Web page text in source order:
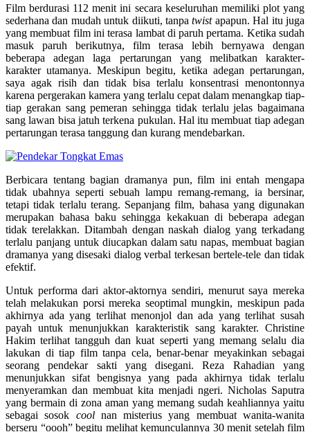
Film berdurasi 112 menit ini secara keseluruhan memiliki plot yang
sederhana dan mudah untuk diikuti, tanpatwistapapun. Hal itu juga
yang membuat film ini terasa lambat di paruh pertama. Ketika sudah
masuk paruh berikutnya, film terasa lebih bernyawa dengan
beberapa adegan laga pertarungan yang melibatkan karakter-
karakter utamanya. Meskipun begitu, ketika adegan pertarungan,
saya agak risih dan tidak bisa terlalu konsentrasi menontonnya
karena pergerakan kamera yang terlalu cepat dalam menangkap tiap-
tiap gerakan sang pemeran sehingga tidak terlalu jelas bagaimana
sang lawan bisa jatuh terkena pukulan. Hal itu membuat tiap adegan
pertarungan terasa tanggung dan kurang mendebarkan.
Berbicara tentang bagian dramanya pun, film ini entah mengapa
tidak ubahnya seperti sebuah lampu remang-remang, ia bersinar,
tetapi tidak terlalu terang. Sepanjang film, bahasa yang digunakan
merupakan bahasa baku sehingga kekakuan di beberapa adegan
tidak terelakkan. Ditambah dengan naskah dialog yang terkadang
terlalu panjang untuk diucapkan dalam satu napas, membuat bagian
dramanya yang disesaki dialog verbal terkesan bertele-tele dan tidak
efektif.
Untuk performa dari aktor-aktornya sendiri, menurut saya mereka
telah melakukan porsi mereka seoptimal mungkin, meskipun pada
akhirnya ada yang terlihat menonjol dan ada yang terlihat susah
payah untuk menunjukkan karakteristik sang karakter. Christine
Hakim terlihat tangguh dan kuat seperti yang memang selalu dia
lakukan di tiap film tanpa cela, benar-benar meyakinkan sebagai
seorang pendekar sakti yang disegani. Reza Rahadian yang
menunjukkan sifat bengisnya yang pada akhirnya tidak terlalu
menyeramkan dan membuat kita menjadi ngeri. Nicholas Saputra
yang bermain di zona aman yang memang sudah keahliannya yaitu
sebagai sosok coolnan misterius yang membuat wanita-wanita
berseru “oooh” begitu melihat kemunculannya 30 menit setelah film